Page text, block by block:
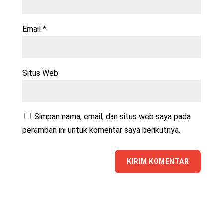
Email *
Situs Web
Simpan nama, email, dan situs web saya pada
peramban ini untuk komentar saya berikutnya.